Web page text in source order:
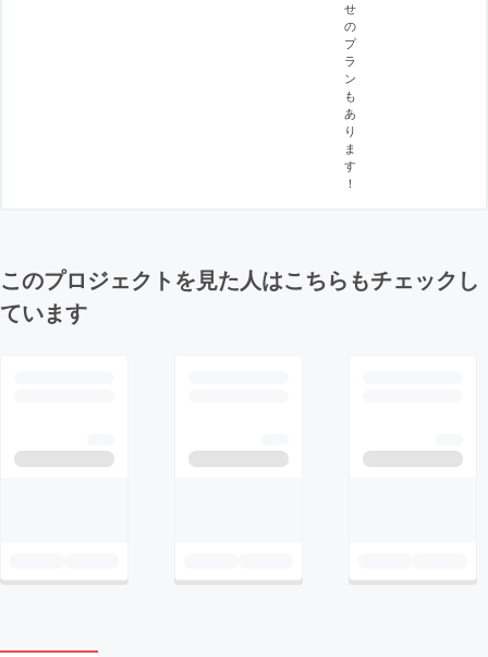
せ
の
プ
ラ
ン
も
あ
り
ま
す
！
このプロジェクトを見た人はこちらもチェックし
ています